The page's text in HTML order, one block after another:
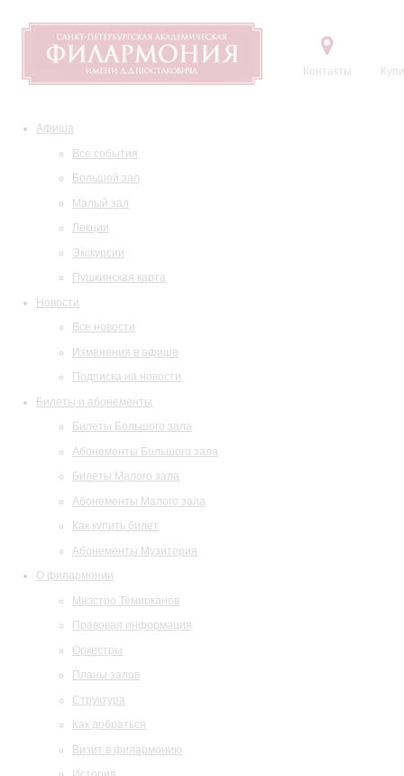
Контакты
Афиша
Все события
Большой зал
Малый зал
Лекции
Экскурсии
Пушкинская карта
Новости
Все новости
Изменения в афише
Подписка на новости
Билеты и абонементы
Билеты Большого зала
Абонементы Большого зала
Билеты Малого зала
Абонементы Малого зала
Как купить билет
Абонементы Музитория
О филармонии
Маэстро Темирканов
Правовая информация
Оркестры
Планы залов
Структура
Как добраться
Визит в филармонию